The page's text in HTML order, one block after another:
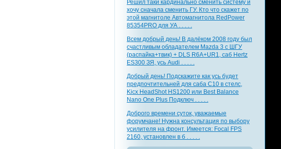
Решил таки кардинально сменить систему и
хочу сначала сменить ГУ. Кто что скажет по
этой магнитоле Автомагнитола RedPower
85354PRO для УА . . . . .
Всем добрый день! В далёком 2008 году был
счастливым обладателем Mazda 3 с ШГУ
(распайка+твик) + DLS R6A+UR1, саб Hertz
ES300 ЗЯ, усь Audi . . . . .
Добрый день! Подскажите как усь будет
предпочтительней для саба С10 в стелс,
Kicx HeadShot HS1200 или Best Balance
Nano One Plus Подключ . . . . .
Доброго времени суток, уважаемые
форумчане! Нужна консультация по выбору
усилителя на фронт. Имеется: Focal FPS
2160, установлен в б . . . . .